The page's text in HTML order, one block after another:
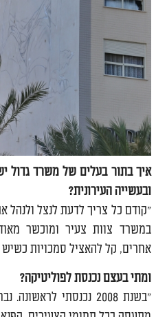
איך בתור בעלים של משרד גדול
ובעשייה העירונית?
"קודם כל צריך לדעת לנצל ולנהל
במשרד צוות צעיר ומוכשר
אחרים, קל להאציל סמכויות
ומתי בעצם נכנסת לפוליטיקה?
"בשנת 2008 נכנסתי